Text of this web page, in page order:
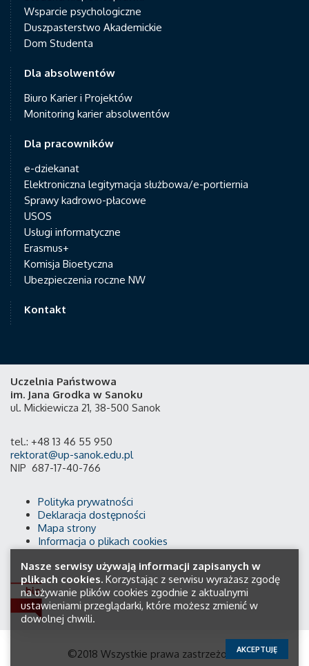
Wsparcie psychologiczne
Duszpasterstwo Akademickie
Dom Studenta
Dla absolwentów
Biuro Karier i Projektów
Monitoring karier absolwentów
Dla pracowników
e-dziekanat
Elektroniczna legitymacja służbowa/e-portiernia
Sprawy kadrowo-płacowe
USOS
Usługi informatyczne
Erasmus+
Komisja Bioetyczna
Ubezpieczenia roczne NW
Kontakt
Uczelnia Państwowa
im. Jana Grodka w Sanoku
ul. Mickiewicza 21, 38-500 Sanok
tel.: +48 13 46 55 950
rektorat@up-sanok.edu.pl
NIP 687-17-40-766
Polityka prywatności
Deklaracja dostępności
Mapa strony
Informacja o plikach cookies
©2018 Wszystkie prawa zastrzeżone.
Nasze serwisy używają informacji zapisanych w
plikach cookies. Korzystając z serwisu wyrażasz zgodę
na używanie plików cookies zgodnie z aktualnymi
ustawieniami przeglądarki, które możesz zmienić w
dowolnej chwili.
AKCEPTUJĘ